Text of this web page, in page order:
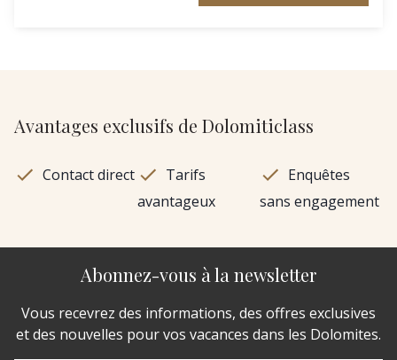
Avantages exclusifs de Dolomiticlass
Contact direct
Tarifs
avantageux
Enquêtes
sans engagement
Abonnez-vous à la newsletter
Vous recevrez des informations, des offres exclusives
et des nouvelles pour vos vacances dans les Dolomites.